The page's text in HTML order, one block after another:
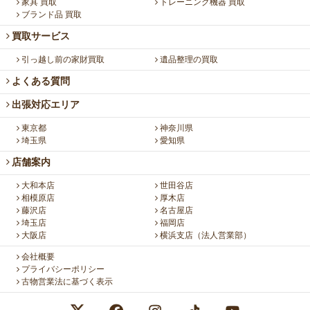
家具 買取
トレーニング機器 買取
ブランド品 買取
買取サービス
引っ越し前の家財買取 遺品整理の買取
よくある質問
出張対応エリア
東京都
神奈川県
埼玉県
愛知県
店舗案内
大和本店
世田谷店
相模原店
厚木店
藤沢店
名古屋店
埼玉店
福岡店
大阪店
横浜支店（法人営業部）
会社概要
プライバシーポリシー
古物営業法に基づく表示